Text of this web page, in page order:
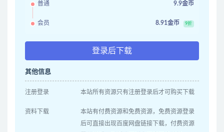
普通 9.9金币
会员 8.91金币 9折
登录后下载
其他信息
注册登录 本站所有资源只有注册登录后才可购买下载
资料下载
本站有付费资源和免费资源，免费资源登录
后可直接出现百度网盘链接下载，付费资源